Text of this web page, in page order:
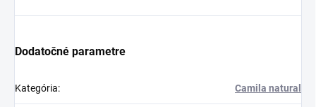
Dodatočné parametre
Kategória: Camila natural